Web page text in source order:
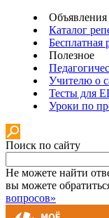
Объявления
Каталог
Бесплатная
Полезное
Учителю о
Тесты для
Уроки по
Поиск по сайту
Не можете найти
вы можете
вопросов»